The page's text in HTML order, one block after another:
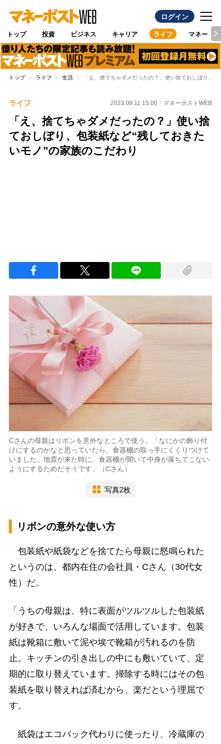
ログイン
トップ 投資 ビジネス キャリア ライフ マネー
トップ ライフ 生活 「え、捨てちゃダメだったの？」使い捨ておしぼり、
ライフ 2023.09.11 15:00 マネーポストWEB
「え、捨てちゃダメだったの？」使い捨
ておしぼり、包装紙など“残しておきた
いモノ”の家族のこだわり
Cさんの母親はリボンを意外なところで使う。「なにかの飾り付
けにするのかなと思っていたら、食器棚の取っ手にくくりつけて
いました。地震が来た時に、食器棚が開いて中身が落ちてこない
ようにするためだそうです」（Cさん）
写真2枚
リボンの意外な使い方
包装紙や紙袋などを捨てたら母親に怒鳴られた
というのは、都内在住の会社員・Cさん（30代女
性）だ。
「うちの母親は、特に表面がツルツルした包装紙
が好きで、いろんな場面で活用しています。包装
紙は靴箱に敷いて泥や埃で靴箱が汚れるのを防
止。キッチンの引き出しの中にも敷いていて、定
期的に取り替えています。掃除する時にはその包
装紙を取り替えれば済むから、楽だという理屈で
す。
紙袋はエコバック代わりに使ったり、冷蔵庫の